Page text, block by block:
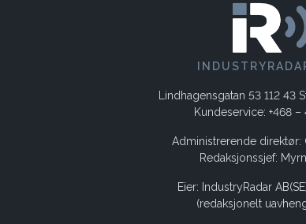
Lindhagensgatan 53 112 43
Kundeservice: +468
Administrerende direktør:
Redaksjonssjef:
Eier: IndustryRadar
(redaksjonelt